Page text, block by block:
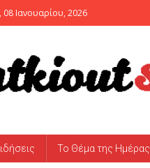
08 Ιανουαρίου, 2026
Το Θέμα της Ημέρας